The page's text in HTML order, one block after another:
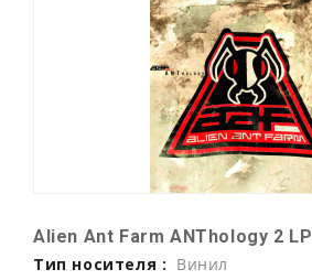
Alien Ant Farm ANThology 2 LP
Тип носителя : Винил